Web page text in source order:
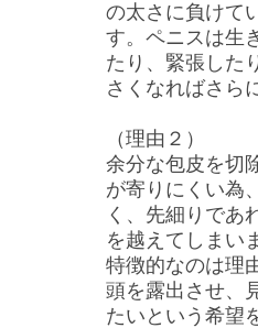
の太さに負けて
す。ペニスは生
たり、緊張した
さくなればさら
（理由２）
余分な包皮を切
が寄りにくい為
く、先細りであ
を越えてしまい
特徴的なのは理
頭を露出させ、
たいという希望